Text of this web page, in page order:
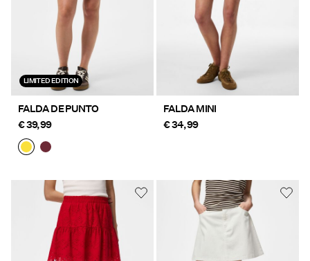
LIMITED EDITION
FALDA DE PUNTO
€ 39,99
FALDA MINI
€ 34,99